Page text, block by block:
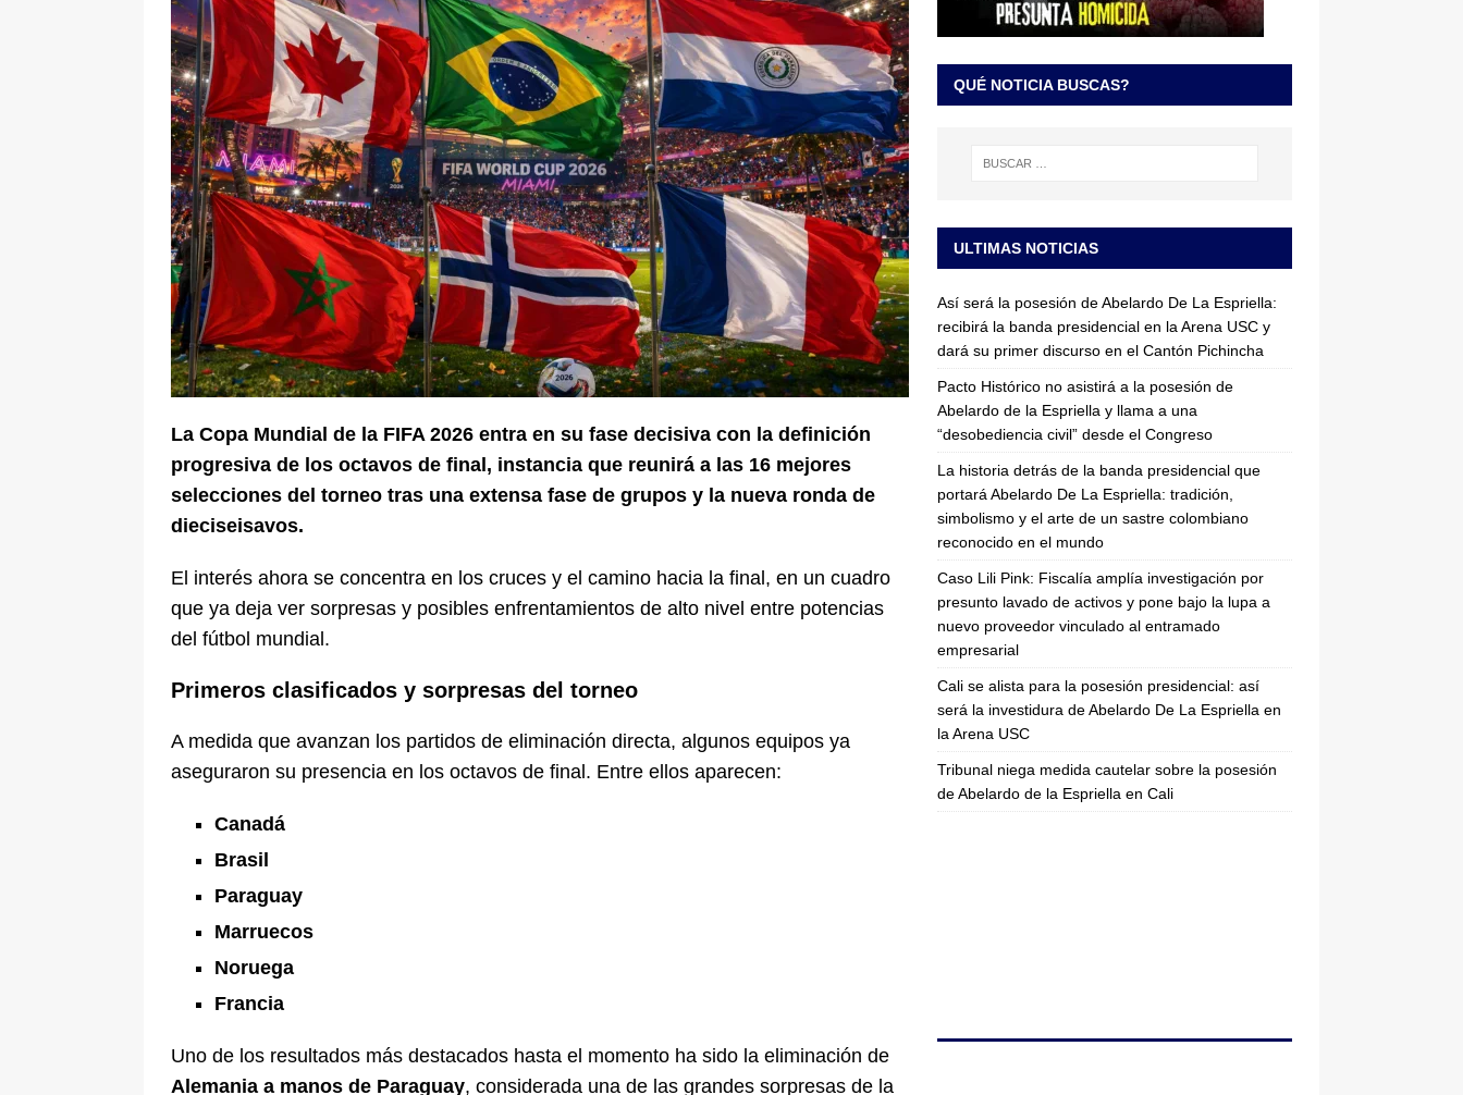
pone bajo la lupa a nuevo proveedor vinculado al entramado empresarial JUDICIALES
[ 6 de agosto de 2026 ] Cali se alista para la posesión presidencial: así será la investidura de Abelardo
De La Espriella en la Arena USC LO ÚLTIMO
La Copa Mundial de la FIFA 2026 entra en su fase decisiva con la definición
progresiva de los octavos de final, instancia que reunirá a las 16 mejores
selecciones del torneo tras una extensa fase de grupos y la nueva ronda de
dieciseisavos.
El interés ahora se concentra en los cruces y el camino hacia la final, en un cuadro
que ya deja ver sorpresas y posibles enfrentamientos de alto nivel entre potencias
del fútbol mundial.
Primeros clasificados y sorpresas del torneo
A medida que avanzan los partidos de eliminación directa, algunos equipos ya
aseguraron su presencia en los octavos de final. Entre ellos aparecen:
Canadá
Brasil
Paraguay
Marruecos
Noruega
Francia
Uno de los resultados más destacados hasta el momento ha sido la eliminación de
Alemania a manos de Paraguay, considerada una de las grandes sorpresas de la
QUÉ NOTICIA BUSCAS?
ULTIMAS NOTICIAS
Así será la posesión de Abelardo De La Espriella:
recibirá la banda presidencial en la Arena USC y
dará su primer discurso en el Cantón Pichincha
Pacto Histórico no asistirá a la posesión de
Abelardo de la Espriella y llama a una
“desobediencia civil” desde el Congreso
La historia detrás de la banda presidencial que
portará Abelardo De La Espriella: tradición,
simbolismo y el arte de un sastre colombiano
reconocido en el mundo
Caso Lili Pink: Fiscalía amplía investigación por
presunto lavado de activos y pone bajo la lupa a
nuevo proveedor vinculado al entramado
empresarial
Cali se alista para la posesión presidencial: así
será la investidura de Abelardo De La Espriella en
la Arena USC
Tribunal niega medida cautelar sobre la posesión
de Abelardo de la Espriella en Cali